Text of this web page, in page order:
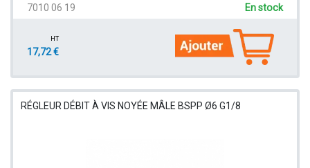
7010 06 19 En stock
HT
17,72 €
RÉGLEUR DÉBIT À VIS NOYÉE MÂLE BSPP Ø6 G1/8